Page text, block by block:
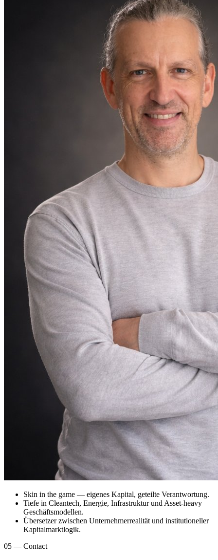
Skin in the game — eigenes Kapital, geteilte Verantwortung.
Tiefe in Cleantech, Energie, Infrastruktur und Asset-heavy
Geschäftsmodellen.
Übersetzer zwischen Unternehmer­realität und institutioneller
Kapitalmarkt­logik.
05 — Contact